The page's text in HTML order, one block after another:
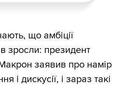
що амбіції
зросли: президент
заявив про намір
і дискусії, і зараз такі